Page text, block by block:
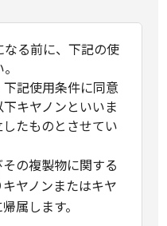
る前に、下記の使
記使用条件に同意
キヤノンといいま
たものとさせてい
の複製物に関する
ヤノンまたはキヤ
属します。